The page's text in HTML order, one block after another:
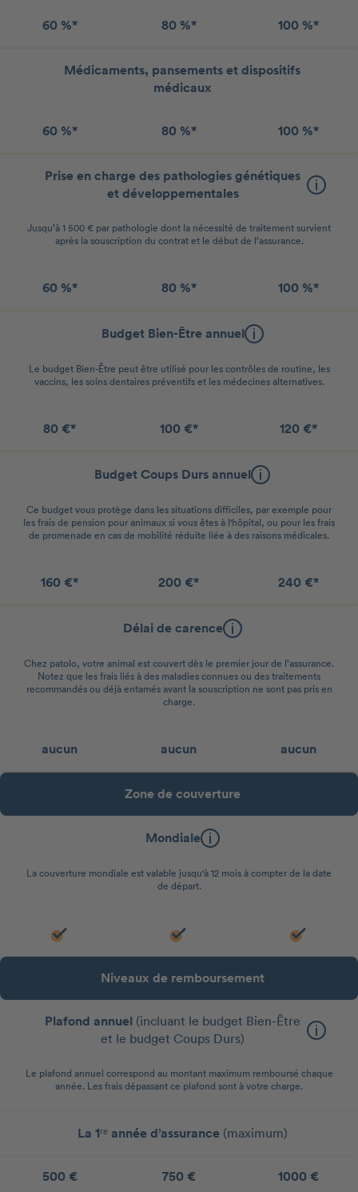
60 %* 80 %* 100 %*
Médicaments, pansements et dispositifs
médicaux
60 %* 80 %* 100 %*
Prise en charge des pathologies génétiques
et développementales
Jusqu’à 1 500 € par pathologie dont la nécessité de traitement survient
après la souscription du contrat et le début de l’assurance.
60 %* 80 %* 100 %*
Budget Bien-Être annuel
Le budget Bien-Être peut être utilisé pour les contrôles de routine, les
vaccins, les soins dentaires préventifs et les médecines alternatives.
80 €* 100 €* 120 €*
Budget Coups Durs annuel
Ce budget vous protège dans les situations difficiles, par exemple pour
les frais de pension pour animaux si vous êtes à l'hôpital, ou pour les frais
de promenade en cas de mobilité réduite liée à des raisons médicales.
160 €* 200 €* 240 €*
Délai de carence
Chez patolo, votre animal est couvert dès le premier jour de l’assurance.
Notez que les frais liés à des maladies connues ou des traitements
recommandés ou déjà entamés avant la souscription ne sont pas pris en
charge.
aucun aucun aucun
Zone de couverture
Mondiale
La couverture mondiale est valable jusqu'à 12 mois à compter de la date
de départ.
Niveaux de remboursement
Plafond annuel (incluant le budget Bien-Être
et le budget Coups Durs)
Le plafond annuel correspond au montant maximum remboursé chaque
année. Les frais dépassant ce plafond sont à votre charge.
La 1ʳᵉ année d’assurance (maximum)
500 € 750 € 1000 €